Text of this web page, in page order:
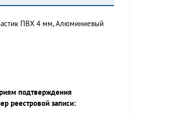
ПВХ 4 мм, Алюминиевый
подтверждения
реестровой записи: